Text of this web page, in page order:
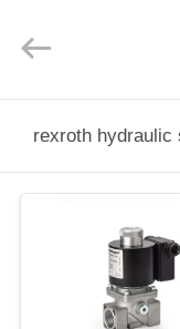
Ltd..
rexroth hydraulic